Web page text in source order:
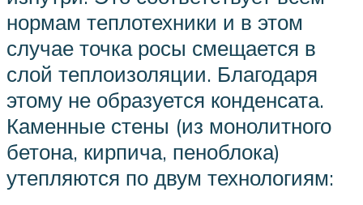
нормам теплотехники и в этом
случае точка росы смещается в
слой теплоизоляции. Благодаря
этому не образуется конденсата.
Каменные стены (из монолитного
бетона, кирпича, пеноблока)
утепляются по двум технологиям: